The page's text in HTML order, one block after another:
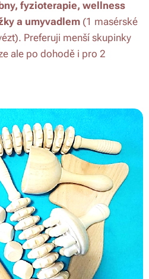
fyzioterapie, wellness
a umyvadlem (1 masérské
Preferuji menší skupinky
ale po dohodě i pro 2